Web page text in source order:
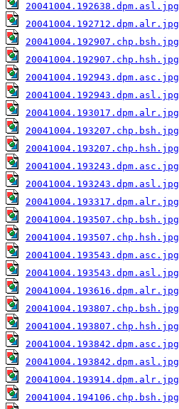
20041004.192638.dpm.asl.jpg
20041004.192712.dpm.alr.jpg
20041004.192907.chp.bsh.jpg
20041004.192907.chp.hsh.jpg
20041004.192943.dpm.asc.jpg
20041004.192943.dpm.asl.jpg
20041004.193017.dpm.alr.jpg
20041004.193207.chp.bsh.jpg
20041004.193207.chp.hsh.jpg
20041004.193243.dpm.asc.jpg
20041004.193243.dpm.asl.jpg
20041004.193317.dpm.alr.jpg
20041004.193507.chp.bsh.jpg
20041004.193507.chp.hsh.jpg
20041004.193543.dpm.asc.jpg
20041004.193543.dpm.asl.jpg
20041004.193616.dpm.alr.jpg
20041004.193807.chp.bsh.jpg
20041004.193807.chp.hsh.jpg
20041004.193842.dpm.asc.jpg
20041004.193842.dpm.asl.jpg
20041004.193914.dpm.alr.jpg
20041004.194106.chp.bsh.jpg